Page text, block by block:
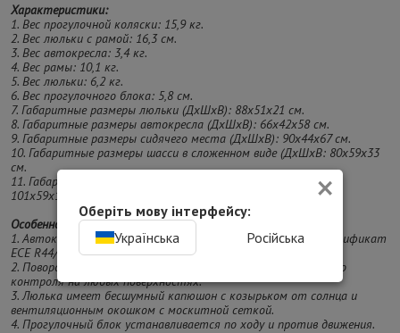
Характеристики:
1. Вес прогулочной коляски: 15,9 кг.
2. Вес люльки с рамой: 16,3 см.
3. Вес автокресла: 3,4 кг.
4. Вес рамы: 10,1 кг.
5. Вес люльки: 6,2 кг.
6. Вес прогулочного блока: 5,8 см.
7. Габаритные размеры люльки (ДхШхВ): 88х51x21 см.
8. Габаритные размеры автокресла (ДхШхВ): 66х42х58 см.
9. Габаритные размеры сидячего места (ДхШхВ): 90х44х67 см.
10. Габаритные размеры шасси в сложенном виде (ДхШхВ: 80х59х33
см.
11. Габаритные размеры шасси в разложенном виде (ДхШхВ):
101х59х114 см.
Особенности:
1. Автокресло подходит для младенцев до 13 кг, имеет сертификат
ECE R44/04.
2. Поворотные передние колеса с блокировкой для идеального
контроля на любых поверхностях.
3. Люлька имеет бесшумный капюшон с козырьком от солнца и
вентиляционным окошком с москитной сеткой.
4. Прогулочный блок устанавливается по ходу и против движения.
×
Оберіть мову інтерфейсу:
Українська
Російська